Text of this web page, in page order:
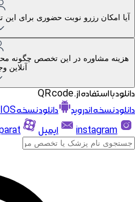
آیا امکان رزرو نوبت حضوری برای
هزینه مشاوره در این تخصص چگونه
آنلاین
دانلود با استفاده از. QR code
دانلود نسخه اندروید
دانلود نسخه IOS
instagram
ایمیل